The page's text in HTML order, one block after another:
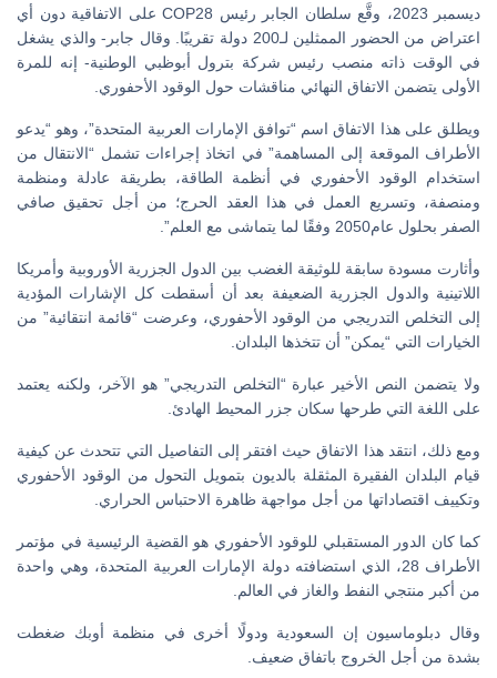
ديسمبر 2023، وقَّع سلطان الجابر رئيس COP28 على الاتفاقية دون أي
اعتراض من الحضور الممثلين لـ200 دولة تقريبًا. وقال جابر- والذي يشغل
في الوقت ذاته منصب رئيس شركة بترول أبوظبي الوطنية- إنه للمرة
الأولى يتضمن الاتفاق النهائي مناقشات حول الوقود الأحفوري.
ويطلق على هذا الاتفاق اسم “توافق الإمارات العربية المتحدة”، وهو “يدعو
الأطراف الموقعة إلى المساهمة” في اتخاذ إجراءات تشمل “الانتقال من
استخدام الوقود الأحفوري في أنظمة الطاقة، بطريقة عادلة ومنظمة
ومنصفة، وتسريع العمل في هذا العقد الحرج؛ من أجل تحقيق صافي
الصفر بحلول عام2050 وفقًا لما يتماشى مع العلم”.
وأثارت مسودة سابقة للوثيقة الغضب بين الدول الجزرية الأوروبية وأمريكا
اللاتينية والدول الجزرية الضعيفة بعد أن أسقطت كل الإشارات المؤدية
إلى التخلص التدريجي من الوقود الأحفوري، وعرضت “قائمة انتقائية” من
الخيارات التي “يمكن” أن تتخذها البلدان.
ولا يتضمن النص الأخير عبارة “التخلص التدريجي” هو الآخر، ولكنه يعتمد
على اللغة التي طرحها سكان جزر المحيط الهادئ.
ومع ذلك، انتقد هذا الاتفاق حيث افتقر إلى التفاصيل التي تتحدث عن كيفية
قيام البلدان الفقيرة المثقلة بالديون بتمويل التحول من الوقود الأحفوري
وتكييف اقتصاداتها من أجل مواجهة ظاهرة الاحتباس الحراري.
كما كان الدور المستقبلي للوقود الأحفوري هو القضية الرئيسية في مؤتمر
الأطراف 28، الذي استضافته دولة الإمارات العربية المتحدة، وهي واحدة
من أكبر منتجي النفط والغاز في العالم.
وقال دبلوماسيون إن السعودية ودولًا أخرى في منظمة أوبك ضغطت
بشدة من أجل الخروج باتفاق ضعيف.